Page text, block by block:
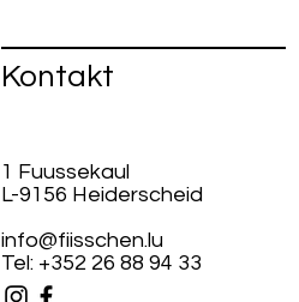
Kontakt
1 Fuussekaul
L-9156 Heiderscheid
info@fiisschen.lu
Tel: +352 26 88 94 33